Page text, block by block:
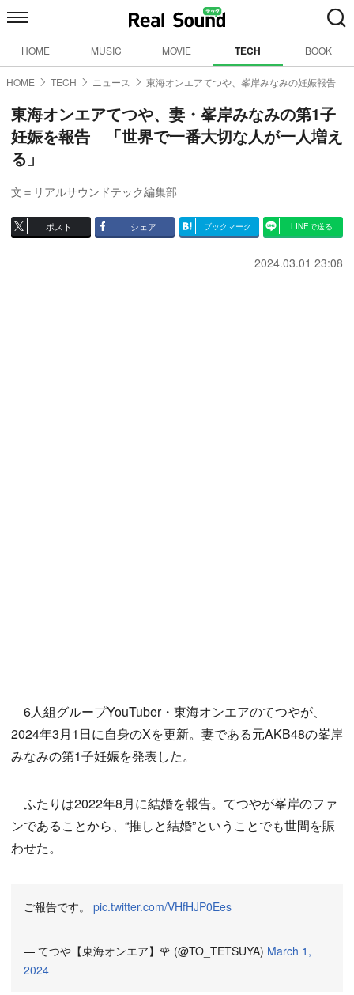
HOME MUSIC MOVIE TECH BOOK
HOME TECH ニュース 東海オンエアてつや、峯岸みなみの妊娠報告
東海オンエアてつや、妻・峯岸みなみの第1子
妊娠を報告 「世界で一番大切な人が一人増え
る」
文＝リアルサウンドテック編集部
ポスト シェア ブックマーク LINEで送る
2024.03.01 23:08
6人組グループYouTuber・東海オンエアのてつやが、
2024年3月1日に自身のXを更新。妻である元AKB48の峯岸
みなみの第1子妊娠を発表した。
ふたりは2022年8月に結婚を報告。てつやが峯岸のファ
ンであることから、“推しと結婚”ということでも世間を賑
わせた。
ご報告です。 pic.twitter.com/VHfHJP0Ees
— てつや【東海オンエア】🌹 (@TO_TETSUYA) March 1,
2024